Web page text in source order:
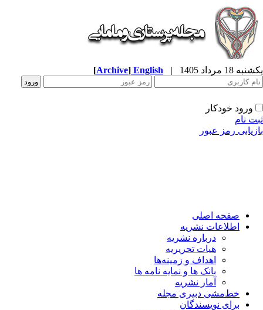
18 مرداد 1405 |
English
[Archive]
ورود خودکار
نام
رمز عبور
صفحه اصلی
اطلاعات نشریه
درباره نشریه
هیات تحریریه
اهداف و زمینه‌ها
بانک ها و نمایه نامه ها
آمار نشریه
خط‌مشی دبیری مجله
برای نویسندگان